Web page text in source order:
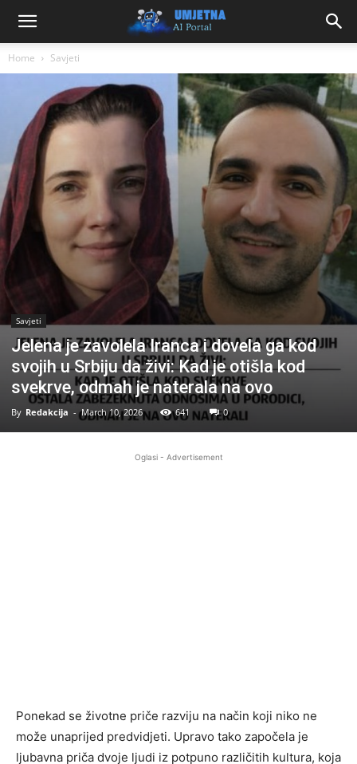
Home Savjeti
Savjeti
Jelena je zavolela Iranca i dovela ga kod
svojih u Srbiju da živi: Kad je otišla kod
svekrve, odmah je naterala na ovo
By Redakcija - March 10, 2026 641 0
Oglasi - Advertisement
Ponekad se životne priče razviju na način koji niko ne
može unaprijed predvidjeti. Upravo tako započela je
ljubavna priča dvoje ljudi iz potpuno različitih kultura, koja